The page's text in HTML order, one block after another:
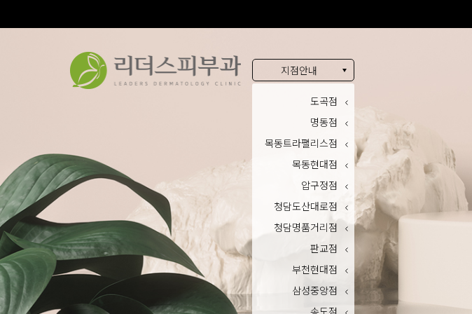
지점안내
도곡점
명동점
목동트라팰리스점
목동현대점
압구정점
청담도산대로점
청담명품거리점
판교점
부천현대점
삼성중앙점
송도점